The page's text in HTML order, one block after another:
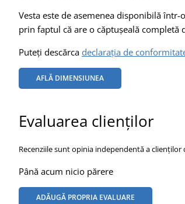
Vesta este de asemenea disponibilă într-
prin faptul că are o căptușeală completă
Puteți descărca declarația de
AFLĂ DIMENSIUNEA
Evaluarea clienților
Recenziile sunt opinia independentă a clienților
Până acum nicio părere
ADĂUGĂ PROPRIA EVALUARE